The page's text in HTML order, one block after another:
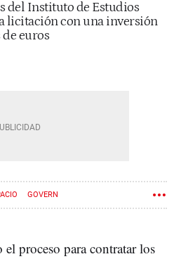
del Instituto de Estudios
licitación con una inversión
euros
GOVERN
proceso para contratar los